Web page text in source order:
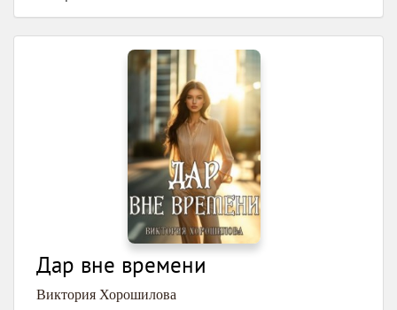
Дар вне времени
Виктория Хорошилова